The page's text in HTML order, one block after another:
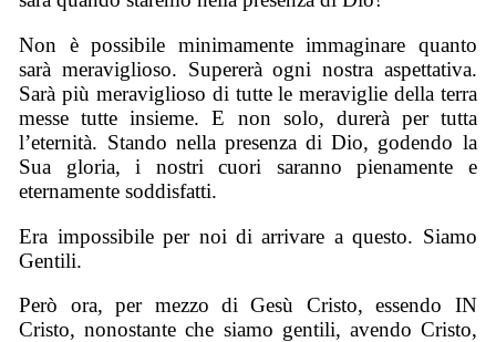
Non è possibile minimamente immaginare quanto
sarà meraviglioso. Supererà ogni nostra aspettativa.
Sarà più meraviglioso di tutte le meraviglie della terra
messe tutte insieme. E non solo, durerà per tutta
l’eternità. Stando nella presenza di Dio, godendo la
Sua gloria, i nostri cuori saranno pienamente e
eternamente soddisfatti.
Era impossibile per noi di arrivare a questo. Siamo
Gentili.
Però ora, per mezzo di Gesù Cristo, essendo IN
Cristo, nonostante che siamo gentili, avendo Cristo,